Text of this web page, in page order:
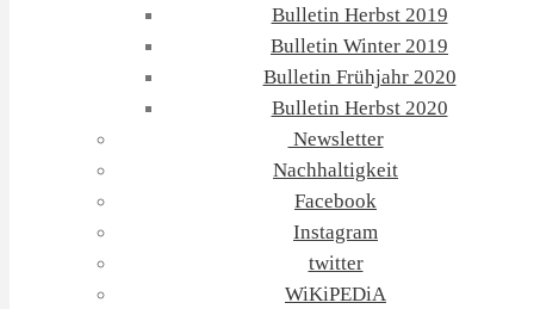
Bulletin Herbst 2019
Bulletin Winter 2019
Bulletin Frühjahr 2020
Bulletin Herbst 2020
Newsletter
Nachhaltigkeit
Facebook
Instagram
twitter
WiKiPEDiA